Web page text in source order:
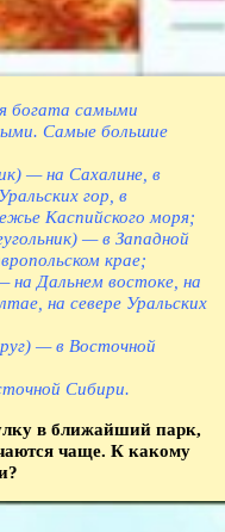
богата самыми
Самые большие
— на Сахалине, в
гор, в
Каспийского моря;
— в Западной
крае;
на Дальнем востоке, на
на севере Уральских
— в Восточной
Сибири.
в ближайший парк,
чаще. К какому